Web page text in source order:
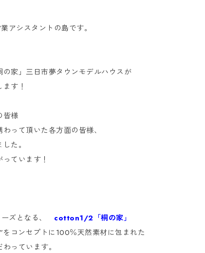
アシスタントの島です。
家」三日市夢タウンモデルハウスが
す！
皆様
って頂いた各方面の皆様、
た。
ています！
ーズとなる、 cotton1/2「桐の家」
をコンセプトに100％天然素材に包まれた
っています。